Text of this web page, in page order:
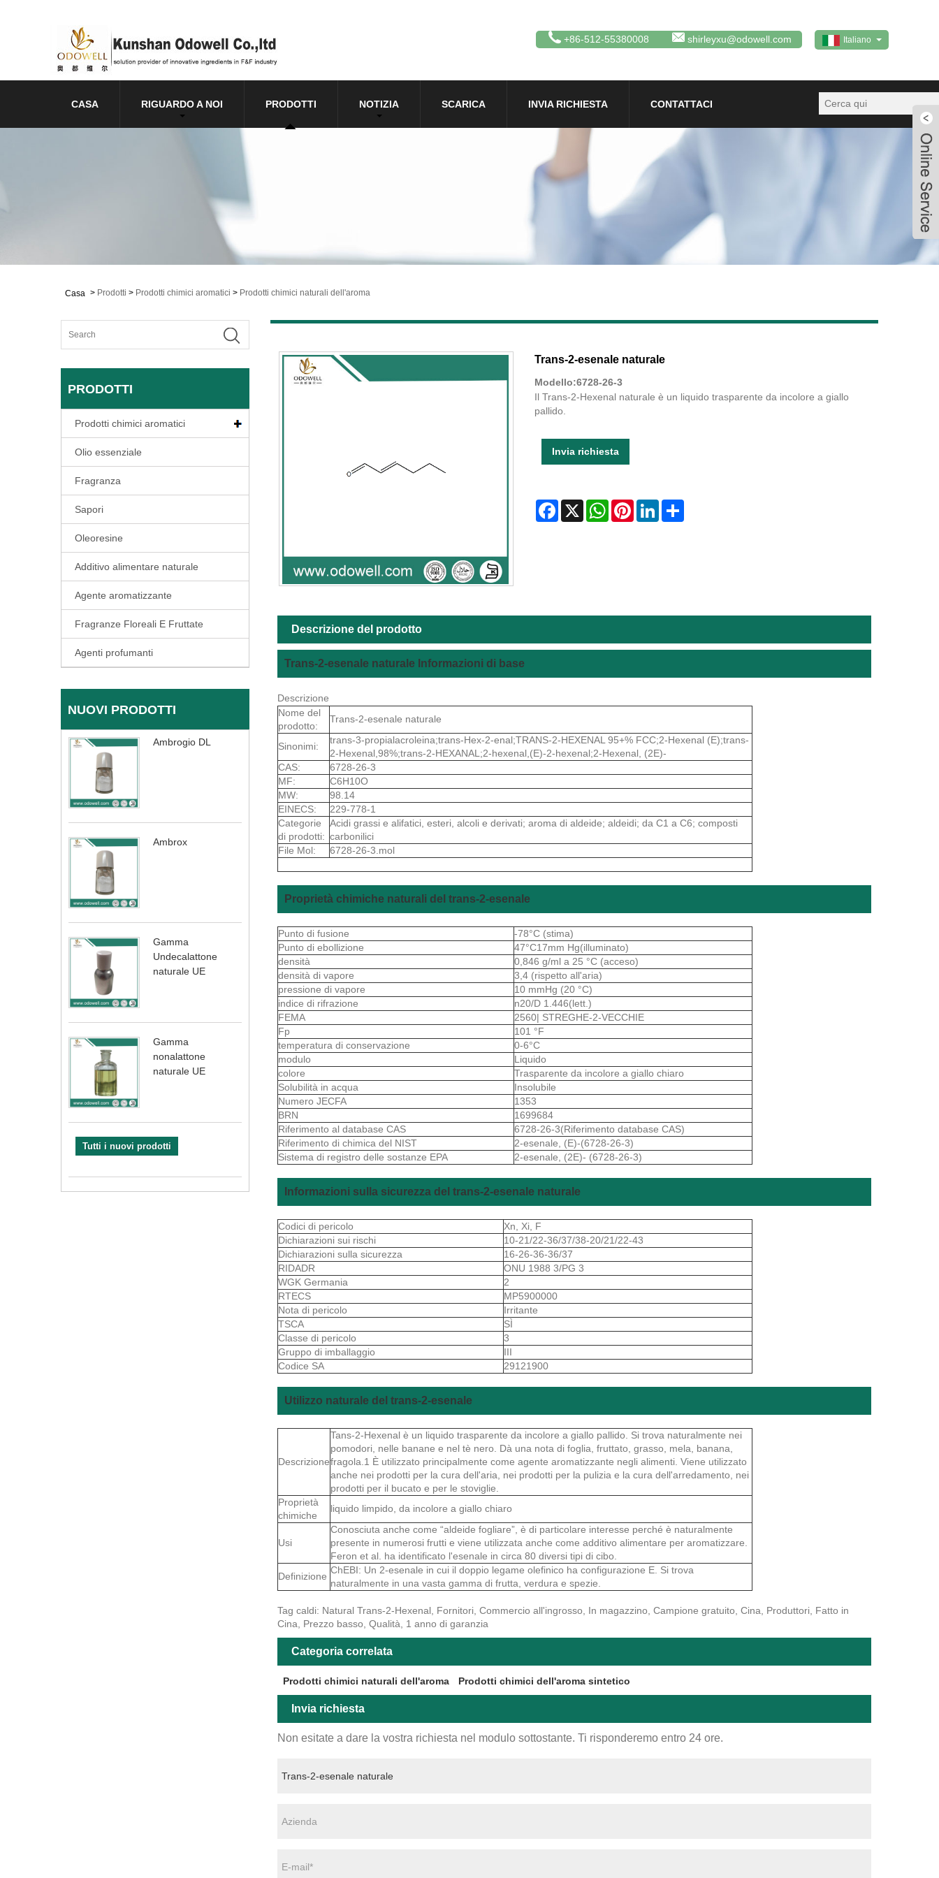
Italiano
+86-512-55380008 shirleyxu@odowell.com
CASA RIGUARDO A NOI PRODOTTI NOTIZIA SCARICA INVIA RICHIESTA CONTATTACI
Casa > Prodotti > Prodotti chimici aromatici > Prodotti chimici naturali dell'aroma
PRODOTTI
Prodotti chimici aromatici
Olio essenziale
Fragranza
Sapori
Oleoresine
Additivo alimentare naturale
Agente aromatizzante
Fragranze Floreali E Fruttate
Agenti profumanti
NUOVI PRODOTTI
Ambrogio DL
Ambrox
Gamma
Undecalattone
naturale UE
Gamma
nonalattone
naturale UE
Tutti i nuovi prodotti
Trans-2-esenale naturale
Modello:6728-26-3
Il Trans-2-Hexenal naturale è un liquido trasparente da incolore a giallo
pallido.
Invia richiesta
Facebook
X WhatsAppPinterestLinkedInShare
Descrizione del prodotto
Trans-2-esenale naturale Informazioni di base
Descrizione
Nome del
prodotto:
Trans-2-esenale naturale
Sinonimi:
trans-3-propialacroleina;trans-Hex-2-enal;TRANS-2-HEXENAL 95+% FCC;2-Hexenal (E);trans-
2-Hexenal,98%;trans-2-HEXANAL;2-hexenal,(E)-2-hexenal;2-Hexenal, (2E)-
CAS:
6728-26-3
MF:
C6H10O
MW:
98.14
EINECS:
229-778-1
Categorie
di prodotti:
Acidi grassi e alifatici, esteri, alcoli e derivati; aroma di aldeide; aldeidi; da C1 a C6; composti
carbonilici
File Mol:
6728-26-3.mol
Proprietà chimiche naturali del trans-2-esenale
Punto di fusione
-78°C (stima)
Punto di ebollizione
47°C17mm Hg(illuminato)
densità
0,846 g/ml a 25 °C (acceso)
densità di vapore
3,4 (rispetto all'aria)
pressione di vapore
10 mmHg (20 °C)
indice di rifrazione
n20/D 1.446(lett.)
FEMA
2560| STREGHE-2-VECCHIE
Fp
101 °F
temperatura di conservazione
0-6°C
modulo
Liquido
colore
Trasparente da incolore a giallo chiaro
Solubilità in acqua
Insolubile
Numero JECFA
1353
BRN
1699684
Riferimento al database CAS
6728-26-3(Riferimento database CAS)
Riferimento di chimica del NIST
2-esenale, (E)-(6728-26-3)
Sistema di registro delle sostanze EPA
2-esenale, (2E)- (6728-26-3)
Informazioni sulla sicurezza del trans-2-esenale naturale
Codici di pericolo
Xn, Xi, F
Dichiarazioni sui rischi
10-21/22-36/37/38-20/21/22-43
Dichiarazioni sulla sicurezza
16-26-36-36/37
RIDADR
ONU 1988 3/PG 3
WGK Germania
2
RTECS
MP5900000
Nota di pericolo
Irritante
TSCA
SÌ
Classe di pericolo
3
Gruppo di imballaggio
III
Codice SA
29121900
Utilizzo naturale del trans-2-esenale
Descrizione
Tans-2-Hexenal è un liquido trasparente da incolore a giallo pallido. Si trova naturalmente nei
pomodori, nelle banane e nel tè nero. Dà una nota di foglia, fruttato, grasso, mela, banana,
fragola.1 È utilizzato principalmente come agente aromatizzante negli alimenti. Viene utilizzato
anche nei prodotti per la cura dell'aria, nei prodotti per la pulizia e la cura dell'arredamento, nei
prodotti per il bucato e per le stoviglie.
Proprietà
chimiche
liquido limpido, da incolore a giallo chiaro
Usi
Conosciuta anche come “aldeide fogliare”, è di particolare interesse perché è naturalmente
presente in numerosi frutti e viene utilizzata anche come additivo alimentare per aromatizzare.
Feron et al. ha identificato l'esenale in circa 80 diversi tipi di cibo.
Definizione
ChEBI: Un 2-esenale in cui il doppio legame olefinico ha configurazione E. Si trova
naturalmente in una vasta gamma di frutta, verdura e spezie.
Tag caldi: Natural Trans-2-Hexenal, Fornitori, Commercio all'ingrosso, In magazzino, Campione gratuito, Cina, Produttori, Fatto in
Cina, Prezzo basso, Qualità, 1 anno di garanzia
Categoria correlata
Prodotti chimici naturali dell'aroma Prodotti chimici dell'aroma sintetico
Invia richiesta
Non esitate a dare la vostra richiesta nel modulo sottostante. Ti risponderemo entro 24 ore.